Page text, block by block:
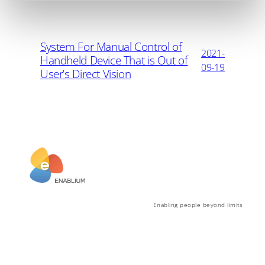
System For Manual Control of
Handheld Device That is Out of
User’s Direct Vision
2021-
09-19
Enabling people beyond limits